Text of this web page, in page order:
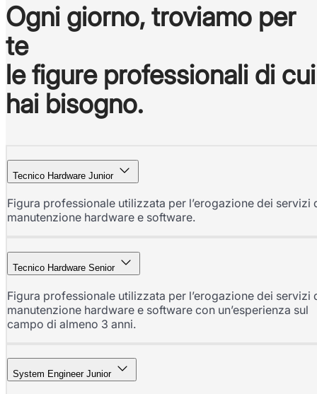
Ogni giorno, troviamo per
te
le figure professionali di cui
hai bisogno.
Tecnico Hardware Junior
Figura professionale utilizzata per l’erogazione dei servizi
manutenzione hardware e software.
Tecnico Hardware Senior
Figura professionale utilizzata per l’erogazione dei servizi
manutenzione hardware e software con un’esperienza sul
campo di almeno 3 anni.
System Engineer Junior